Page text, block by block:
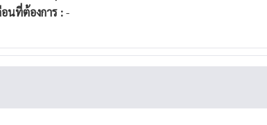
อนที่ต้องการ :-